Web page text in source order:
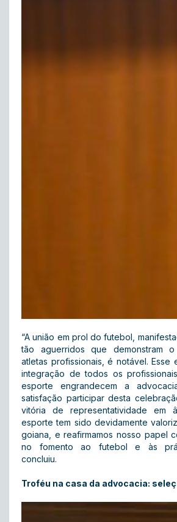
“A união em prol do futebol,
tão aguerridos que demonstram
atletas profissionais, é notável. Esse
integração de todos os
esporte engrandecem a
satisfação participar desta
vitória de representatividade em
esporte tem sido devidamente
goiana, e reafirmamos nosso papel
no fomento ao futebol e às
concluiu.
Troféu na casa da advocacia: